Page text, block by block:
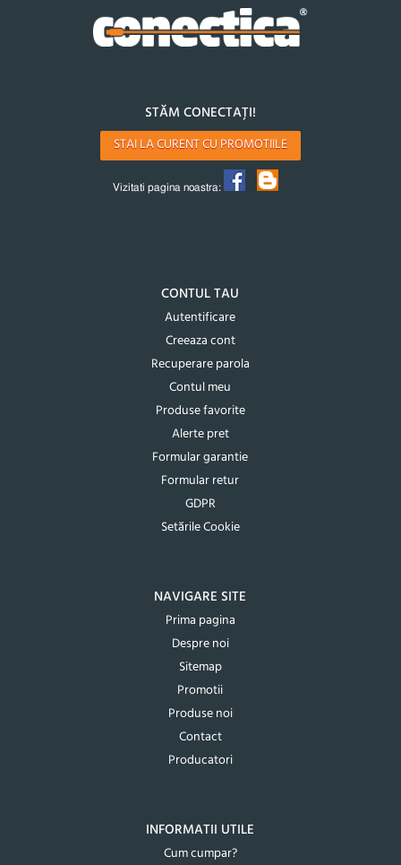
STĂM CONECTAȚI!
STAI LA CURENT CU PROMOTIILE
Vizitati pagina noastra:
CONTUL TAU
Autentificare
Creeaza cont
Recuperare parola
Contul meu
Produse favorite
Alerte pret
Formular garantie
Formular retur
GDPR
Setările Cookie
NAVIGARE SITE
Prima pagina
Despre noi
Sitemap
Promotii
Produse noi
Contact
Producatori
INFORMATII UTILE
Cum cumpar?